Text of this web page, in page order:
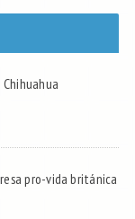
pro-vida británica